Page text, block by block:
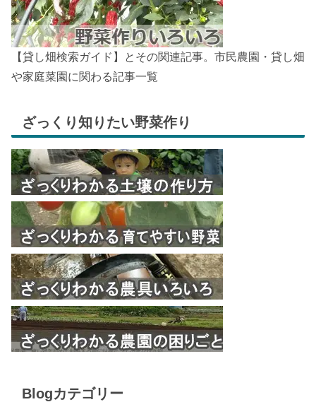
【貸し畑検索ガイド】とその関連記事。市民農園・貸し畑
や家庭菜園に関わる記事一覧
ざっくり知りたい野菜作り
Blogカテゴリー